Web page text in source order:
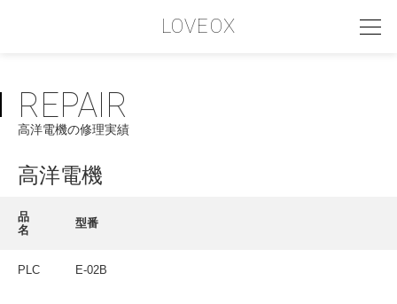
LOVEOX
PHILOSOPHY
フィロソフィー
COMPANY PROFILE
サービス内容
REPAIR
高洋電機の修理実績
高洋電機
品
名
型番
PLC E-02B